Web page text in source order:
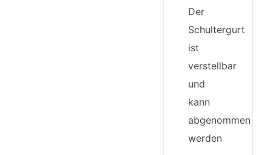
Der
Schultergurt
ist
verstellbar
und
kann
abgenommen
werden